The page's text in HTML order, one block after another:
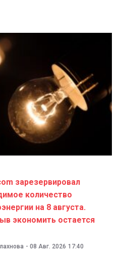
зарезервировал
количество
на 8 августа.
экономить остается
- 08 Авг. 2026 17:40